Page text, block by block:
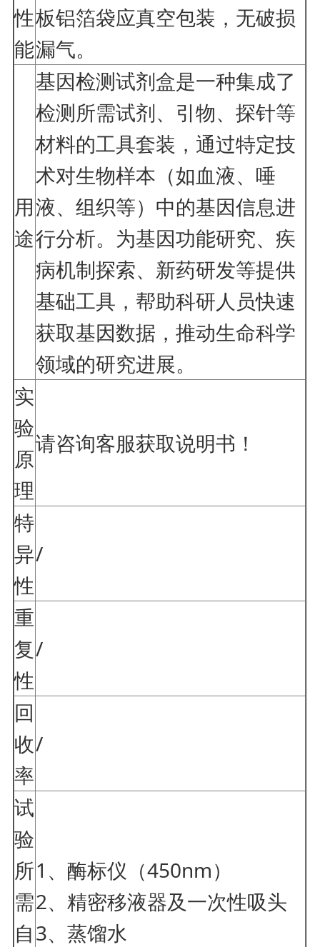
性
能
板铝箔袋应真空包装，无破损
漏气。
用
途
基因检测试剂盒是一种集成了
检测所需试剂、引物、探针等
材料的工具套装，通过特定技
术对生物样本（如血液、唾
液、组织等）中的基因信息进
行分析。为基因功能研究、疾
病机制探索、新药研发等提供
基础工具，帮助科研人员快速
获取基因数据，推动生命科学
领域的研究进展。
实
验
原
理
请咨询客服获取说明书！
特
异
性
/
重
复
性
/
回
收
率
/
试
验
所
需
自
1、酶标仪（450nm）
2、精密移液器及一次性吸头
3、蒸馏水